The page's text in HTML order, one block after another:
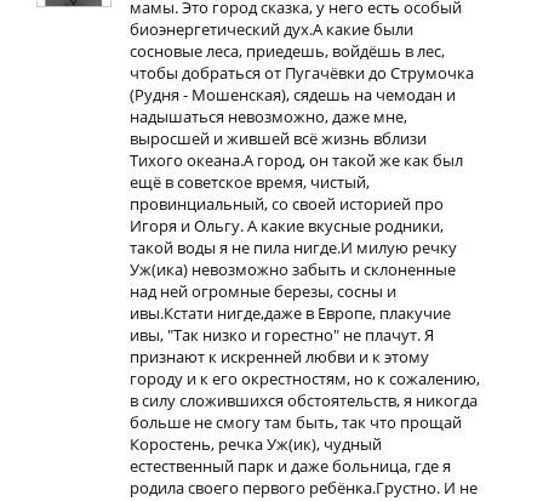
мамы. Это город сказка, у него есть особый
биоэнергетический дух.А какие были
сосновые леса, приедешь, войдёшь в лес,
чтобы добраться от Пугачёвки до Струмочка
(Рудня - Мошенская), сядешь на чемодан и
надышаться невозможно, даже мне,
выросшей и жившей всё жизнь вблизи
Тихого океана.А город, он такой же как был
ещё в советское время, чистый,
провинциальный, со своей историей про
Игоря и Ольгу. А какие вкусные родники,
такой воды я не пила нигде.И милую речку
Уж(ика) невозможно забыть и склоненные
над ней огромные березы, сосны и
ивы.Кстати нигде,даже в Европе, плакучие
ивы, "Так низко и горестно" не плачут. Я
признают к искренней любви и к этому
городу и к его окрестностям, но к сожалению,
в силу сложившихся обстоятельств, я никогда
больше не смогу там быть, так что прощай
Коростень, речка Уж(ик), чудный
естественный парк и даже больница, где я
родила своего первого ребёнка.Грустно. И не